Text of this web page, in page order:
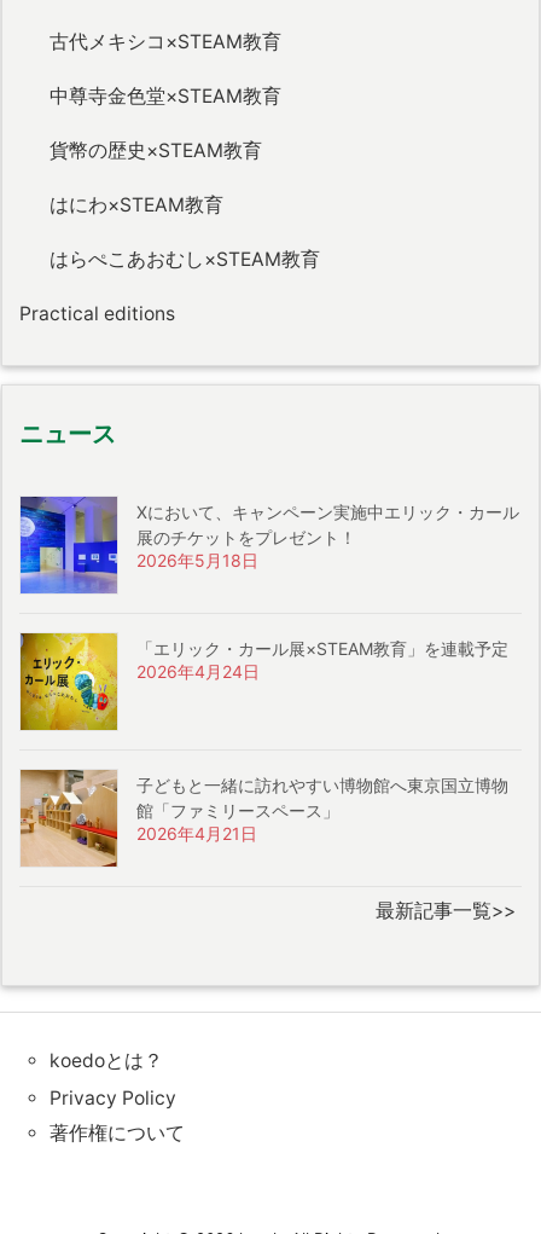
古代メキシコ×STEAM教育
中尊寺金色堂×STEAM教育
貨幣の歴史×STEAM教育
はにわ×STEAM教育
はらぺこあおむし×STEAM教育
Practical editions
ニュース
Xにおいて、キャンペーン実施中エリック・カール
展のチケットをプレゼント！
2026年5月18日
「エリック・カール展×STEAM教育」を連載予定
2026年4月24日
子どもと一緒に訪れやすい博物館へ東京国立博物
館「ファミリースペース」
2026年4月21日
最新記事一覧>>
koedoとは？
Privacy Policy
著作権について